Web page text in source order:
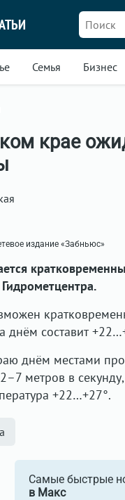
Семья Бизнес
крае
издание «Забньюс»
днём составит
днём местами
метров в
+22…+27°.
Самые быстрые
в Макс